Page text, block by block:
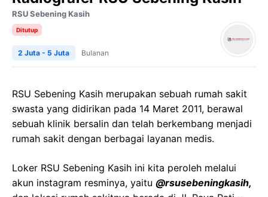
RSU Sebening Kasih
Ditutup
2 Juta - 5 Juta Bulanan
RSU Sebening Kasih merupakan sebuah rumah sakit
swasta yang didirikan pada 14 Maret 2011, berawal
sebuah klinik bersalin dan telah berkembang menjadi
rumah sakit dengan berbagai layanan medis.
Loker RSU Sebening Kasih ini kita peroleh melalui
akun instagram resminya, yaitu @rsusebeningkasih,